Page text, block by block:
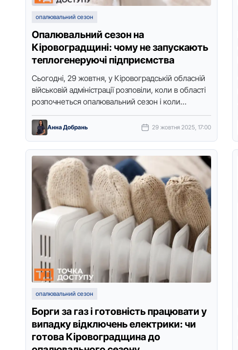
опалювальний сезон
Опалювальний сезон на
Кіровоградщині: чому не запускають
теплогенеруючі підприємства
Сьогодні, 29 жовтня, у Кіровоградській обласній
військовій адміністрації розповіли, коли в області
розпочнеться опалювальний сезон і коли
запустять в роботу теплоегенруючі підприємства.
Брифінг для журналістів …
Анна Добрань 29 жовтня 2025, 17:00
опалювальний сезон
Борги за газ і готовність працювати у
випадку відключень електрики: чи
готова Кіровоградщина до